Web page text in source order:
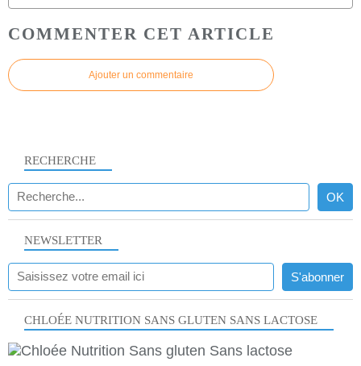
COMMENTER CET ARTICLE
Ajouter un commentaire
NEWSLETTER
RECHERCHE
CHLOÉE NUTRITION SANS GLUTEN SANS LACTOSE